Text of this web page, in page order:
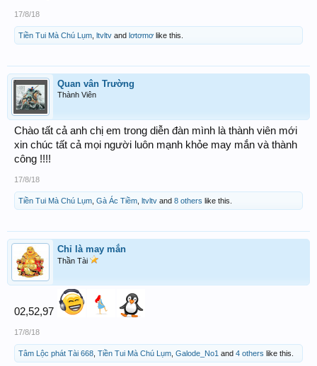
17/8/18
Tiền Tui Mà Chú Lụm ltvltv and lơtơmơ like this.
Quan vân Trường
Thành Viên
Chào tất cả anh chị em trong diễn đàn mình là thành viên mới
xin chúc tất cả mọi người luôn mạnh khỏe may mắn và thành
công !!!!
17/8/18
Tiền Tui Mà Chú Lụm Gà Ác Tiềm ltvltv and 8 others like this.
Chỉ là may mắn
Thần Tài
02,52,97
17/8/18
Tâm Lộc phát Tài 668 Tiền Tui Mà Chú Lụm Galode_No1 and 4 others like this.